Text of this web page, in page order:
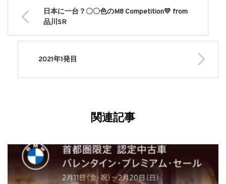
日本に一台？〇〇色のM8 Competition💛 from
品川SR
2021年1発目
関連記事